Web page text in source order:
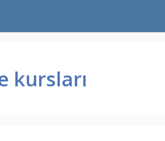
kursları